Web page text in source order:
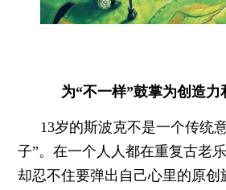
为“不一样”鼓掌为创造力
13岁的斯波克不是一个传统
子”。在一个人人都在重复古老
却忍不住要弹出自己心里的原创